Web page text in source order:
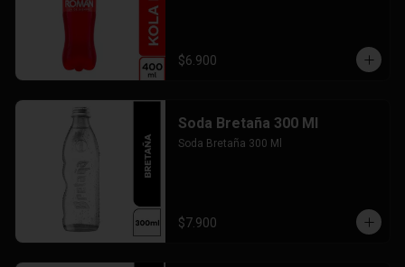
$6.900
Soda Bretaña 300 Ml
Soda Bretaña 300 Ml
$7.900